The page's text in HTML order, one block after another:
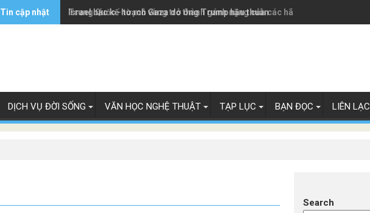
Tin cập nhật Trung Quốc - từ mỏ vàng trở thành gánh nặng của các hãng xe Đức
Israel bác kế hoạch Gaza do ông Trump hậu thuẫn
DỊCH VỤ ĐỜI SỐNG VĂN HỌC NGHỆ THUẬT TẠP LỤC BẠN ĐỌC LIÊN LẠC
Search